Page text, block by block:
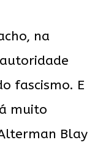
na
fascismo. E
muito
Blay